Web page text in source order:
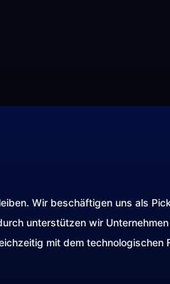
Wir beschäftigen uns als
unterstützen wir
mit dem technologischen